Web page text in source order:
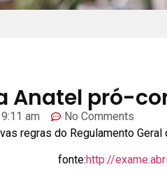
Anatel pró-
9:11 am
No Comments
regras do Regulamento
fonte:http://